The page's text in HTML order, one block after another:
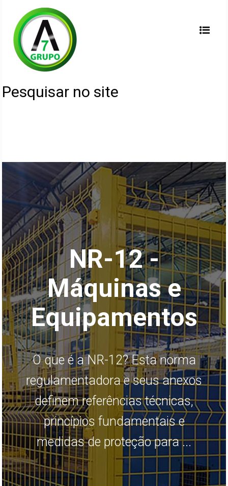
Pesquisar no site
NR-12 -
Máquinas e
Equipamentos
O que é a NR-12? Esta norma
regulamentadora e seus anexos
definem referências técnicas,
princípios fundamentais e
medidas de proteção para ...